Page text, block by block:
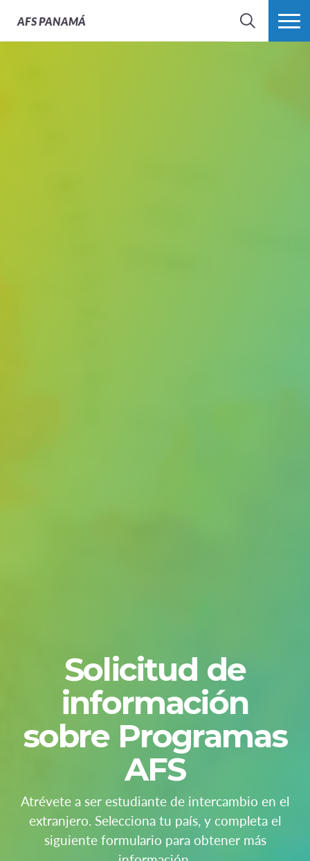
AFSPANAMÁ
BÚSQUEDA MÁS
Solicitud de
información
sobre Programas
AFS
Atrévete a ser estudiante de intercambio en el
extranjero. Selecciona tu país, y completa el
siguiente formulario para obtener más